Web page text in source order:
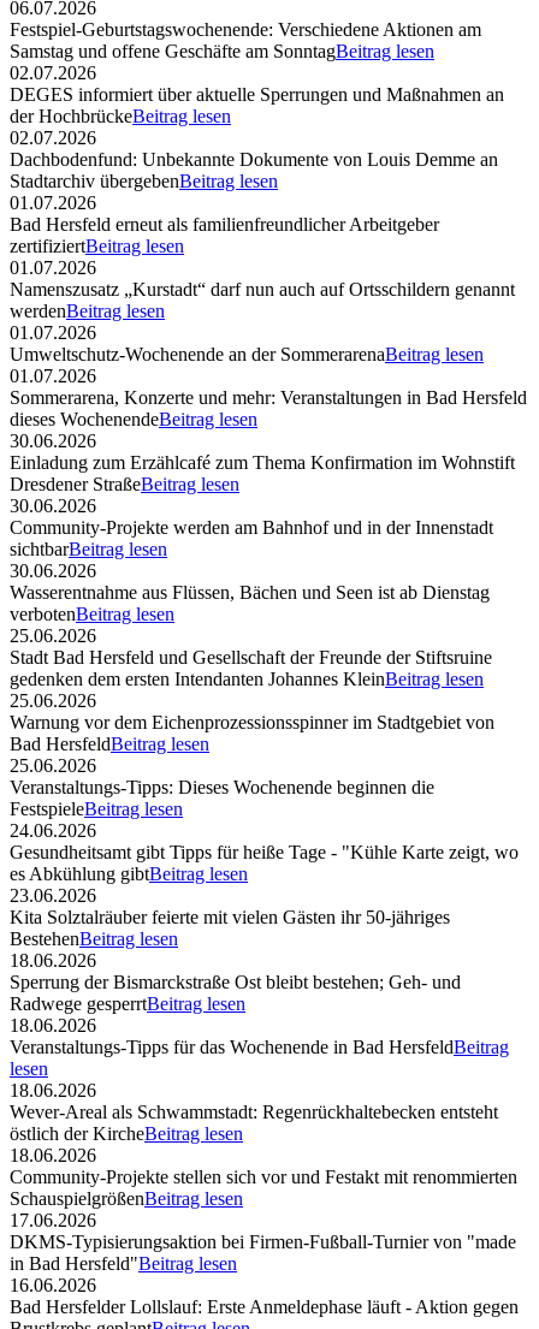
06.07.2026
Festspiel-Geburtstagswochenende: Verschiedene Aktionen am
Samstag und offene Geschäfte am SonntagBeitrag lesen
02.07.2026
DEGES informiert über aktuelle Sperrungen und Maßnahmen an
der HochbrückeBeitrag lesen
02.07.2026
Dachbodenfund: Unbekannte Dokumente von Louis Demme an
Stadtarchiv übergebenBeitrag lesen
01.07.2026
Bad Hersfeld erneut als familienfreundlicher Arbeitgeber
zertifiziertBeitrag lesen
01.07.2026
Namenszusatz „Kurstadt“ darf nun auch auf Ortsschildern genannt
werdenBeitrag lesen
01.07.2026
Umweltschutz-Wochenende an der SommerarenaBeitrag lesen
01.07.2026
Sommerarena, Konzerte und mehr: Veranstaltungen in Bad Hersfeld
dieses WochenendeBeitrag lesen
30.06.2026
Einladung zum Erzählcafé zum Thema Konfirmation im Wohnstift
Dresdener StraßeBeitrag lesen
30.06.2026
Community-Projekte werden am Bahnhof und in der Innenstadt
sichtbarBeitrag lesen
30.06.2026
Wasserentnahme aus Flüssen, Bächen und Seen ist ab Dienstag
verbotenBeitrag lesen
25.06.2026
Stadt Bad Hersfeld und Gesellschaft der Freunde der Stiftsruine
gedenken dem ersten Intendanten Johannes KleinBeitrag lesen
25.06.2026
Warnung vor dem Eichenprozessionsspinner im Stadtgebiet von
Bad HersfeldBeitrag lesen
25.06.2026
Veranstaltungs-Tipps: Dieses Wochenende beginnen die
FestspieleBeitrag lesen
24.06.2026
Gesundheitsamt gibt Tipps für heiße Tage - "Kühle Karte zeigt, wo
es Abkühlung gibtBeitrag lesen
23.06.2026
Kita Solztalräuber feierte mit vielen Gästen ihr 50-jähriges
BestehenBeitrag lesen
18.06.2026
Sperrung der Bismarckstraße Ost bleibt bestehen; Geh- und
Radwege gesperrtBeitrag lesen
18.06.2026
Veranstaltungs-Tipps für das Wochenende in Bad HersfeldBeitrag
lesen
18.06.2026
Wever-Areal als Schwammstadt: Regenrückhaltebecken entsteht
östlich der KircheBeitrag lesen
18.06.2026
Community-Projekte stellen sich vor und Festakt mit renommierten
SchauspielgrößenBeitrag lesen
17.06.2026
DKMS-Typisierungsaktion bei Firmen-Fußball-Turnier von "made
in Bad Hersfeld"Beitrag lesen
16.06.2026
Bad Hersfelder Lollslauf: Erste Anmeldephase läuft - Aktion gegen